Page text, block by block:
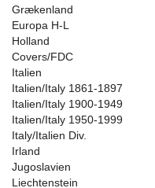
Grækenland
Europa H-L
Holland
Covers/FDC
Italien
Italien/Italy 1861-1897
Italien/Italy 1900-1949
Italien/Italy 1950-1999
Italy/Italien Div.
Irland
Jugoslavien
Liechtenstein